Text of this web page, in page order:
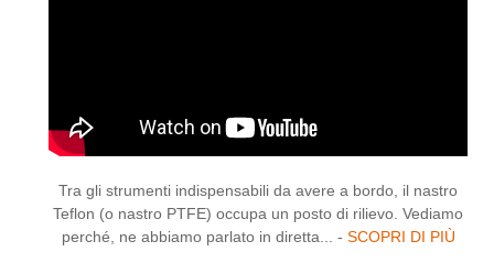
Tra gli strumenti indispensabili da avere a bordo, il nastro
Teflon (o nastro PTFE) occupa un posto di rilievo. Vediamo
perché, ne abbiamo parlato in diretta... - SCOPRI DI PIÙ